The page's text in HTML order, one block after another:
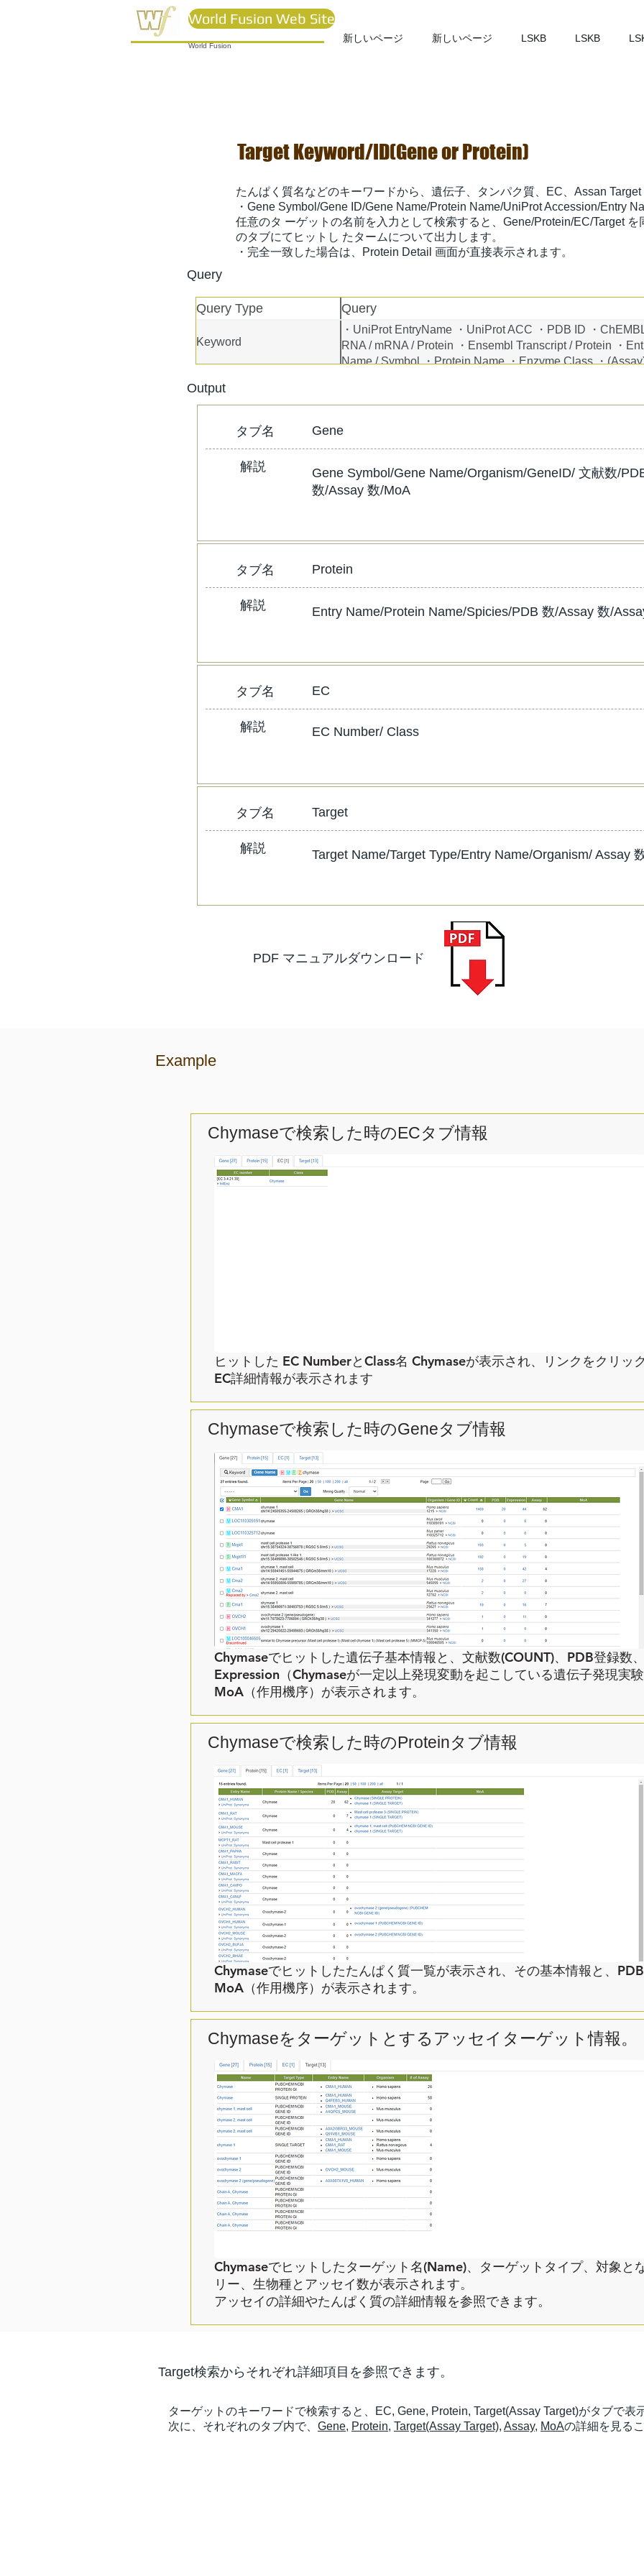
World Fusion Web Site
World Fusion
新しいページ 新しいページ LSKB LSKB
Target Keyword/ID(Gene or Protein)
たんぱく質名などのキーワードから、遺伝子、タンパク質、EC、Assan
・Gene Symbol/Gene ID/Gene Name/Protein Name/UniProt Accession/Entry
任意のタ ーゲットの名前を入力として検索すると、Gene/Protein/EC/Target を
のタブにてヒットし たタームについて出力します。
・完全一致した場合は、Protein Detail 画面が直接表示されます。
Query
Query Type Query
Keyword
・UniProt EntryName ・UniProt ACC ・PDB ID ・
RNA / mRNA / Protein ・Ensembl Transcript / Protein ・
Name / Symbol ・Protein Name ・Enzyme Class ・
Output
​タブ名 Gene
解説
Gene Symbol/Gene Name/Organism/GeneID/ 文献数/
数/Assay 数/MoA
​タブ名 Protein
解説 Entry Name/Protein Name/Spicies/PDB 数/Assay 数/
​タブ名 EC
解説 EC Number/ Class
​タブ名 Target
解説 Target Name/Target Type/Entry Name/Organism/ Assay
PDF マニュアルダウンロード
Example
Chymaseで検索した時のECタブ情報
ヒットした EC NumberとClass名 Chymaseが表示され、リンクをクリッ
EC詳細情報が表示されます
Chymaseで検索した時のGeneタブ情報
Chymaseでヒットした遺伝子基本情報と、文献数(COUNT)、PDB登録数
Expression（Chymaseが一定以上発現変動を起こしている遺伝子発現実
MoA（作用機序）が表示されます。
Chymaseで検索した時のProteinタブ情報
Chymaseでヒットしたたんぱく質一覧が表示され、その基本情報と、
MoA（作用機序）が表示されます。
Chymaseをターゲットとするアッセイターゲット情報。
Chymaseでヒットしたターゲット名(Name)、ターゲットタイプ、対象と
リー、生物種とアッセイ数が表示されます。
アッセイの詳細やたんぱく質の詳細情報を参照できます。
Target検索からそれぞれ詳細項目を参照できます。
ターゲットのキーワードで検索すると、EC, Gene, Protein, Target(Assay Target)がタブで表
次に、それぞれのタブ内で、 Gene, Protein, Target(Assay Target), Assay, MoAの詳細を見る